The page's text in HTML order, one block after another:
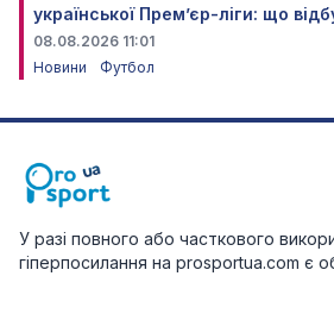
української Прем’єр-ліги: що
08.08.2026 11:01
Новини
Футбол
У разі повного або часткового
гіперпосилання на prosportua.com є